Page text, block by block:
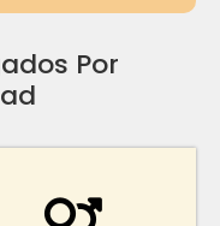
Por